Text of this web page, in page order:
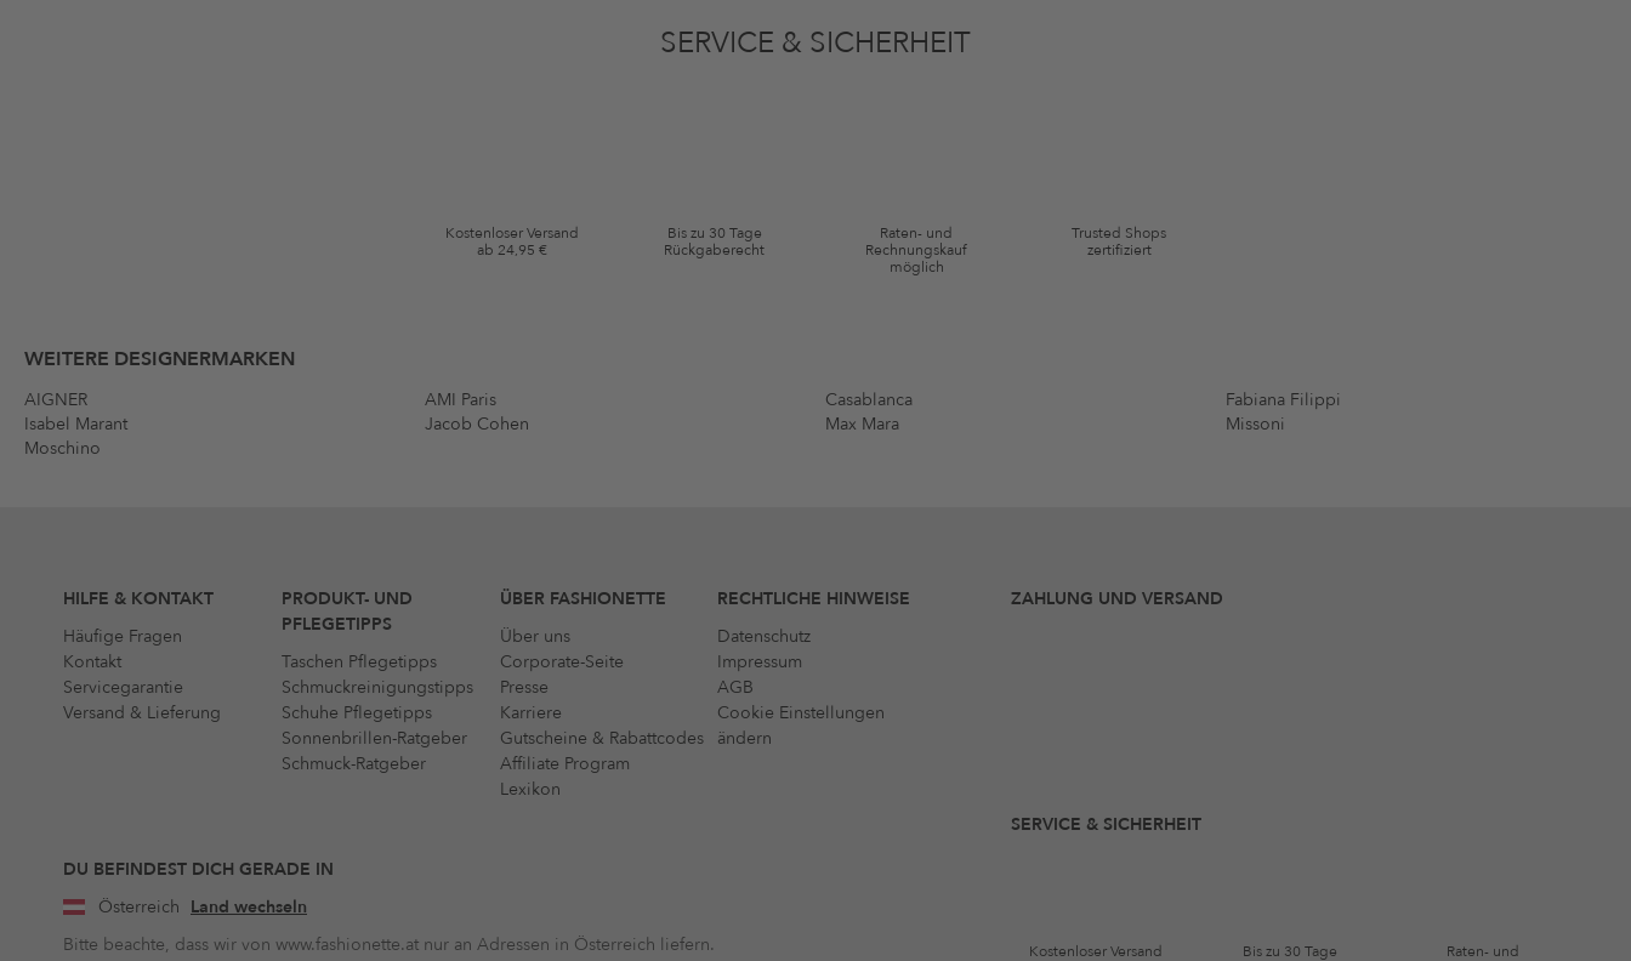
SERVICE & SICHERHEIT
Kostenloser Versand
ab 24,95 €
Bis zu 30 Tage
Rückgaberecht
Raten- und
Rechnungskauf
möglich
Trusted Shops
zertifiziert
WEITERE DESIGNERMARKEN
AIGNER AMI Paris Casablanca
Fabiana Filippi
Isabel Marant
Jacob Cohen Max Mara
Missoni
Moschino
HILFE & KONTAKT
Häufige Fragen
Kontakt
Servicegarantie
Versand & Lieferung
PRODUKT- UND
PFLEGETIPPS
Taschen Pflegetipps
Schmuckreinigungstipps
Schuhe Pflegetipps
Sonnenbrillen-Ratgeber
Schmuck-Ratgeber
ÜBER FASHIONETTE
Über uns
Corporate-Seite
Presse
Karriere
Gutscheine & Rabattcodes
Affiliate Program
Lexikon
RECHTLICHE HINWEISE
Datenschutz
Impressum
AGB
Cookie Einstellungen
ändern
DU BEFINDEST DICH GERADE IN
Österreich Land wechseln
Bitte beachte, dass wir von www.fashionette.at nur an Adressen in Österreich liefern.
ZAHLUNG UND VERSAND
SERVICE & SICHERHEIT
Kostenloser Versand Bis zu 30 Tage Raten- und